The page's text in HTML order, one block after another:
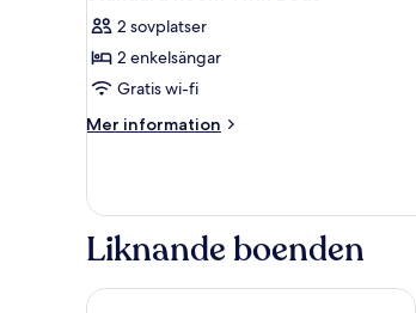
and
Single
alla
foton
för
Standard
Room
2 sovplatser
2 enkelsängar
Gratis wi-fi
Mer information
Mer
Room
Twin
Beds
Liknande boenden
ibis budget Southampton Centre